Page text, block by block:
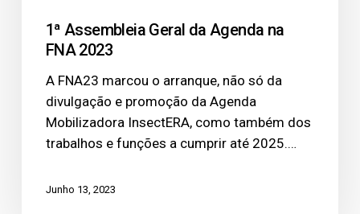
20231ª Assembleia Geral da Agenda na
FNA 2023
A FNA23 marcou o arranque, não só da
divulgação e promoção da Agenda
Mobilizadora InsectERA, como também dos
trabalhos e funções a cumprir até 2025.…
Junho 13, 2023